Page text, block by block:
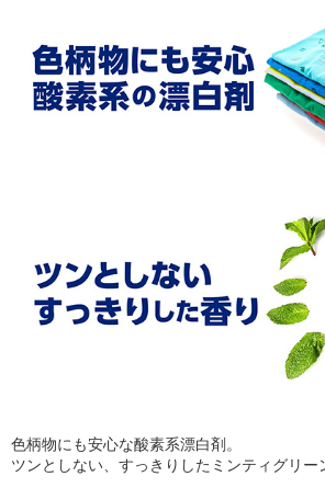
色柄物にも安心な酸素系漂白剤。
ツンとしない、すっきりしたミンティグリー